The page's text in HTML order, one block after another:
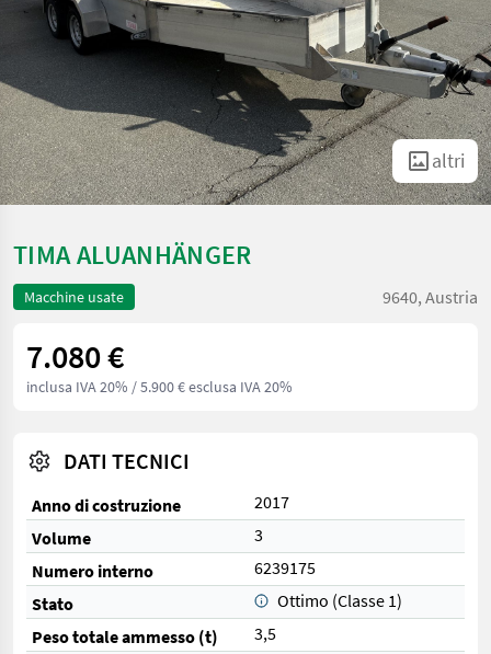
altri
TIMA ALUANHÄNGER
Macchine usate 9640, Austria
7.080 €
inclusa IVA 20% / 5.900 € esclusa IVA 20%
DATI TECNICI
Anno di costruzione
2017
Volume
3
Numero interno
6239175
Stato
Ottimo (Classe 1)
Peso totale ammesso (t)
3,5